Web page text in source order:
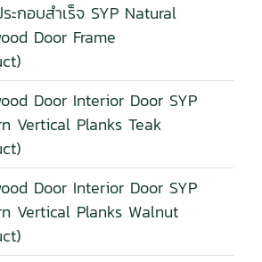
ะกอบสำเร็จ SYP Natural
Door Frame
Door Interior Door SYP
Vertical Planks Teak
Door Interior Door SYP
Vertical Planks Walnut